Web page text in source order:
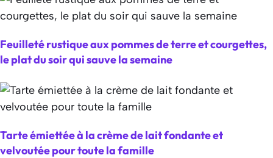
Feuilleté rustique aux pommes de terre et courgettes,
le plat du soir qui sauve la semaine
Tarte émiettée à la crème de lait fondante et
velvoutée pour toute la famille